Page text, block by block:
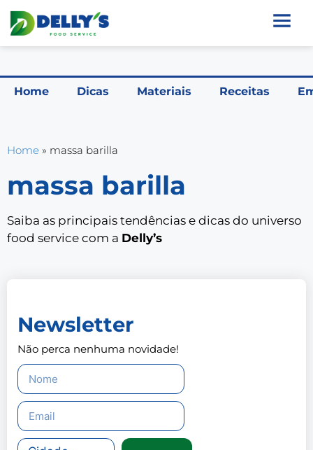
Home Dicas Materiais Receitas
Home » massa barilla
massa barilla
Saiba as principais tendências e dicas do universo
food service com a Delly’s
Newsletter
Não perca nenhuma novidade!